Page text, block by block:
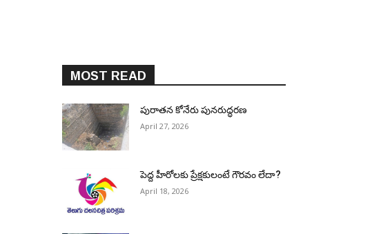
MOST READ
పురాత‌న కోనేరు పున‌రుద్ధ‌ర‌ణ
April 27, 2026
పెద్ద హీరోల‌కు ప్రేక్ష‌కులంటే గౌర‌వం లేదా?
April 18, 2026